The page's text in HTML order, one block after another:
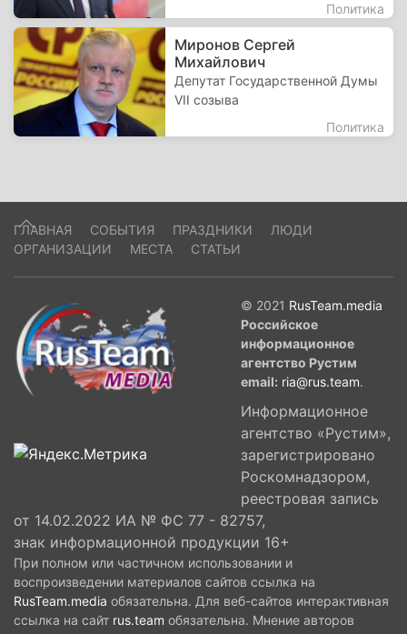
Политика
Миронов Сергей
Михайлович
Депутат Государственной Думы
VII созыва
Политика
ГЛАВНАЯ СОБЫТИЯ ПРАЗДНИКИ
ЛЮДИ
ОРГАНИЗАЦИИ
МЕСТА СТАТЬИ
© 2021 RusTeam.media
Российское
информационное
агентство Рустим
email: ria@rus.team.
Информационное
агентство «Рустим»,
зарегистрировано
Роскомнадзором,
реестровая запись
от 14.02.2022 ИА № ФС 77 - 82757,
знак информационной продукции 16+
При полном или частичном использовании и
воспроизведении материалов сайтов ссылка на
RusTeam.media обязательна. Для веб-сайтов интерактивная
ссылка на сайт rus.team обязательна. Мнение авторов